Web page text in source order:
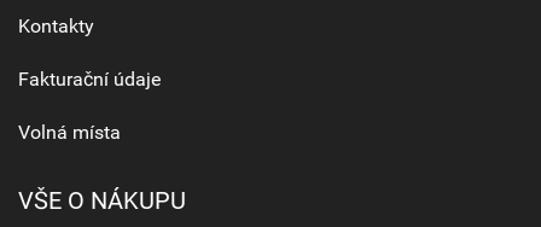
Kontakty
Fakturační údaje
Volná místa
VŠE O NÁKUPU